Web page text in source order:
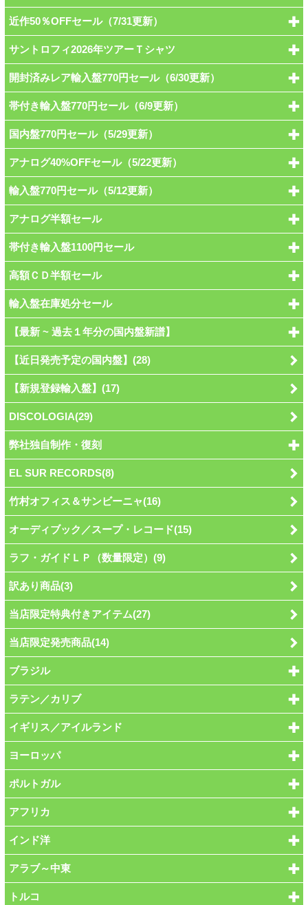
近作50％OFFセール（7/31更新）
サントロフィ2026年ツアーＴシャツ
開封済みレア輸入盤770円セール（6/30更新）
帯付き輸入盤770円セール（6/9更新）
国内盤770円セール（5/29更新）
アナログ40%OFFセール（5/22更新）
輸入盤770円セール（5/12更新）
アナログ半額セール
帯付き輸入盤1100円セール
高額ＣＤ半額セール
輸入盤在庫処分セール
【最新 ~ 過去１年分の国内盤新譜】
【近日発売予定の国内盤】(28)
【新規登録輸入盤】(17)
DISCOLOGIA(29)
弊社独自制作・復刻
EL SUR RECORDS(8)
竹村オフィス＆サンビーニャ(16)
オーディブック／スープ・レコード(15)
ラフ・ガイドＬＰ（数量限定）(9)
訳あり商品(3)
当店限定特典付きアイテム(27)
当店限定発売商品(14)
ブラジル
ラテン／カリブ
イギリス／アイルランド
ヨーロッパ
ポルトガル
アフリカ
インド洋
アラブ～中東
トルコ